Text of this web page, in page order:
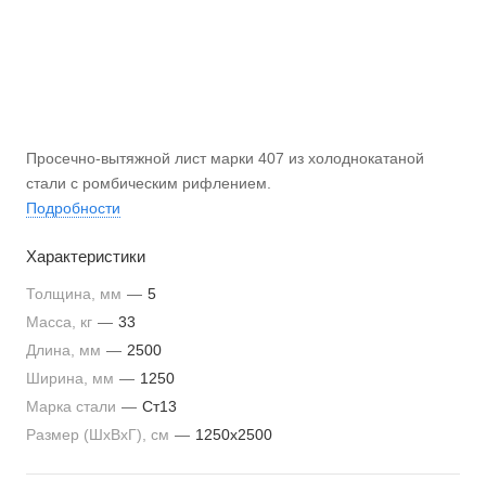
Просечно-вытяжной лист марки 407 из холоднокатаной
стали с ромбическим рифлением.
Подробности
Характеристики
Толщина, мм — 5
Масса, кг — 33
Длина, мм — 2500
Ширина, мм — 1250
Марка стали — Ст13
Размер (ШxВxГ), см — 1250х2500